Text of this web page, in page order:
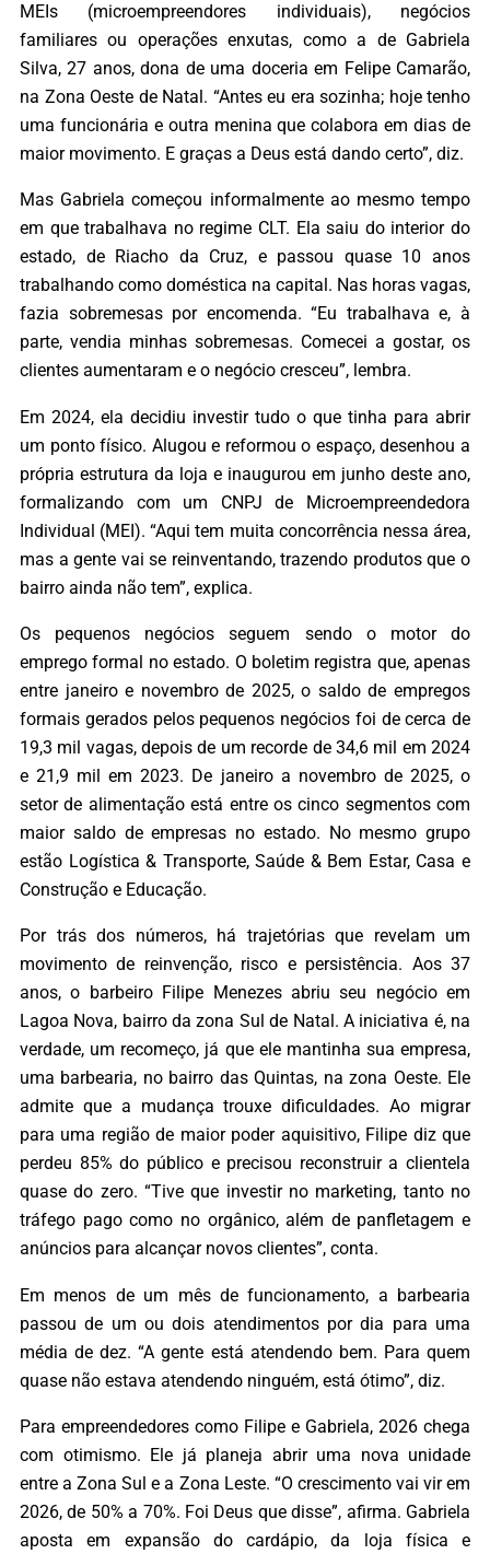
MEIs (microempreendores individuais), negócios
familiares ou operações enxutas, como a de Gabriela
Silva, 27 anos, dona de uma doceria em Felipe Camarão,
na Zona Oeste de Natal. “Antes eu era sozinha; hoje tenho
uma funcionária e outra menina que colabora em dias de
maior movimento. E graças a Deus está dando certo”, diz.
Mas Gabriela começou informalmente ao mesmo tempo
em que trabalhava no regime CLT. Ela saiu do interior do
estado, de Riacho da Cruz, e passou quase 10 anos
trabalhando como doméstica na capital. Nas horas vagas,
fazia sobremesas por encomenda. “Eu trabalhava e, à
parte, vendia minhas sobremesas. Comecei a gostar, os
clientes aumentaram e o negócio cresceu”, lembra.
Em 2024, ela decidiu investir tudo o que tinha para abrir
um ponto físico. Alugou e reformou o espaço, desenhou a
própria estrutura da loja e inaugurou em junho deste ano,
formalizando com um CNPJ de Microempreendedora
Individual (MEI). “Aqui tem muita concorrência nessa área,
mas a gente vai se reinventando, trazendo produtos que o
bairro ainda não tem”, explica.
Os pequenos negócios seguem sendo o motor do
emprego formal no estado. O boletim registra que, apenas
entre janeiro e novembro de 2025, o saldo de empregos
formais gerados pelos pequenos negócios foi de cerca de
19,3 mil vagas, depois de um recorde de 34,6 mil em 2024
e 21,9 mil em 2023. De janeiro a novembro de 2025, o
setor de alimentação está entre os cinco segmentos com
maior saldo de empresas no estado. No mesmo grupo
estão Logística & Transporte, Saúde & Bem Estar, Casa e
Construção e Educação.
Por trás dos números, há trajetórias que revelam um
movimento de reinvenção, risco e persistência. Aos 37
anos, o barbeiro Filipe Menezes abriu seu negócio em
Lagoa Nova, bairro da zona Sul de Natal. A iniciativa é, na
verdade, um recomeço, já que ele mantinha sua empresa,
uma barbearia, no bairro das Quintas, na zona Oeste. Ele
admite que a mudança trouxe dificuldades. Ao migrar
para uma região de maior poder aquisitivo, Filipe diz que
perdeu 85% do público e precisou reconstruir a clientela
quase do zero. “Tive que investir no marketing, tanto no
tráfego pago como no orgânico, além de panfletagem e
anúncios para alcançar novos clientes”, conta.
Em menos de um mês de funcionamento, a barbearia
passou de um ou dois atendimentos por dia para uma
média de dez. “A gente está atendendo bem. Para quem
quase não estava atendendo ninguém, está ótimo”, diz.
Para empreendedores como Filipe e Gabriela, 2026 chega
com otimismo. Ele já planeja abrir uma nova unidade
entre a Zona Sul e a Zona Leste. “O crescimento vai vir em
2026, de 50% a 70%. Foi Deus que disse”, afirma. Gabriela
aposta em expansão do cardápio, da loja física e